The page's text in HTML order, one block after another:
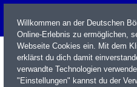
Willkommen an der Deutschen
Online-Erlebnis zu ermöglichen,
Webseite Cookies ein. Mit dem
erklärst du dich damit
verwandte Technologien
"Einstellungen" kannst du der